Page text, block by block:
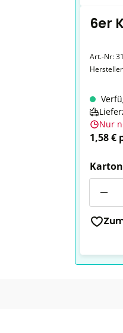
6er
Art.-Nr:
Nur
1,58 €
Karton